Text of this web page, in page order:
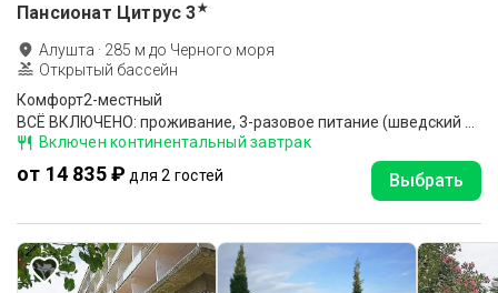
Пансионат Цитрус 3★
Алушта · 285 м до Черного моря
Открытый бассейн
Комфорт2-местный
Включен континентальный завтрак
от 14 835 ₽ для 2 гостей Выбрать